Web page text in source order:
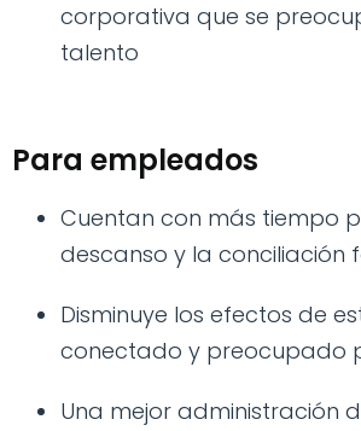
corporativa que se
talento
Para empleados
Cuentan con más tiempo
descanso y la conciliación
Disminuye los efectos de
conectado y preocupado
Una mejor administración